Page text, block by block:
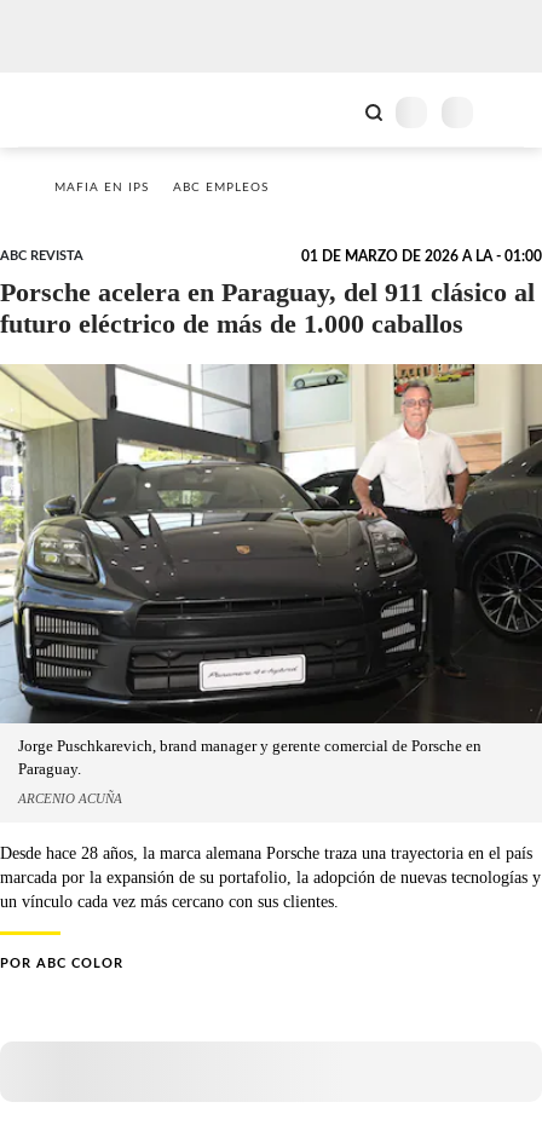
MAFIA EN IPS ABC EMPLEOS
ABC REVISTA 01 DE MARZO DE 2026 A LA - 01:00
Porsche acelera en Paraguay, del 911 clásico al
futuro eléctrico de más de 1.000 caballos
Jorge Puschkarevich, brand manager y gerente comercial de Porsche en
Paraguay.
ARCENIO ACUÑA
Desde hace 28 años, la marca alemana Porsche traza una trayectoria en el país
marcada por la expansión de su portafolio, la adopción de nuevas tecnologías y
un vínculo cada vez más cercano con sus clientes.
POR ABC COLOR